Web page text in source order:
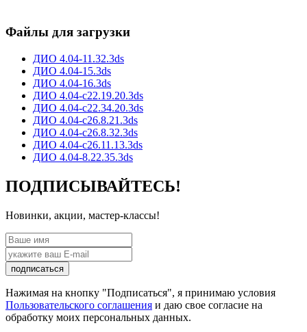
Файлы для загрузки
ДИО 4.04-11.32.3ds
ДИО 4.04-15.3ds
ДИО 4.04-16.3ds
ДИО 4.04-с22.19.20.3ds
ДИО 4.04-с22.34.20.3ds
ДИО 4.04-с26.8.21.3ds
ДИО 4.04-с26.8.32.3ds
ДИО 4.04-с26.11.13.3ds
ДИО 4.04-8.22.35.3ds
ПОДПИСЫВАЙТЕСЬ!
Новинки, акции, мастер-классы!
подписаться
Нажимая на кнопку "Подписаться", я принимаю условия
Пользовательского соглашения и даю свое согласие на
обработку моих персональных данных.